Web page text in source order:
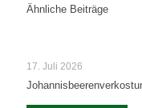
Ähnliche Beiträge
17. Juli 2026